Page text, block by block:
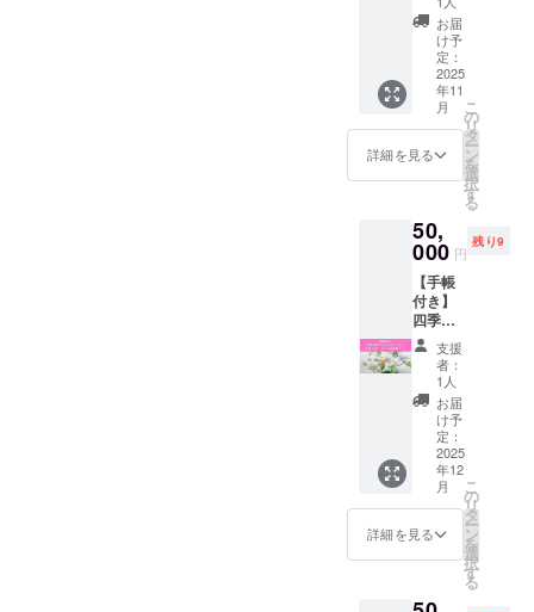
もに、
“わたし
を解き
放つ”
2025年
ラスト
の満月
時間を
じゃな
い これ
は、
「あな
たが
2026年
を生き
るため
の、“星
と香り
盤”」で
す。 自
分だけ
のメッ
セージ
と香り
が 日々
の暮ら
しに寄
り添
い、あ
なたを
導いて
くれま
す。 数
量限定
ですの
そん
な“癒し
と創造
の手
帳”で
す。 “あ
思い浮
かべな
そっと
手渡
す、星
と香り
のギフ
ト。
2026年
が、優
しさと
希望で
満ちる
ように
—— 贈
るあな
たに
も、
きっと
幸せが
返って
選べ
る！
【12星
座Tシャ
ツ】1枚
（サイ
ズ・星
選びく
ださ
る！
【12星
座アロ
マスプ
レー】1
本
（30ml
）（星
座をお
選びく
ださ
い） ・
お礼
メッ
シャツ
につい
星座や
しに活
かす
の？」
──そん
なあな
たのた
【1ヶ月
フォ
講座】
です 毎
週末、
オンラ
インで
集まり
ながら
・そ
の週の
星の流
れ ・
おすす
めの香
り ・
手帳活
ント
をわか
ていた
だきま
す。全
角36文
字×2行
以内で
ご自由
に刻ん
帳のお
渡しは
定で
す。手
帳カ
バー色
をご選
択くだ
さい。
スター
ト予定
毎週
末・オ
ンライ
ン交流
会（60
分／全
画あり
星と香
りの癒
し手帳
付き
（B6／
224ペー
ジ予定/
カバー
色オレ
ンジ系
統） 手
帳は“書
いて終
り”じゃ
もった
宙のア
ロマ
ジャー
ニー 手
帳 & ブ
レンド
シート
付き 価
格：
33,000
込・送
料込
み） ※
数量限
定・特
別セッ
ト ＼星
をめぐ
る香り
の旅、
ここに
完成／
12星座
それぞ
れの持
つエネ
ルギー
お届
け予
定：
2025
年11
月
詳細を見る
こ
の
リ
タ
ー
ン
を
選
択
す
る
50,
000 円
残り9
【手帳
付き】
四季と
星のプ
レミア
ムセッ
ション
〜3ヶ月
フォ
ロー
アップ
＆四節
氣ワー
ク〜 価
格：
50,000
ンライ
支援
者：
1人
お届
け予
定：
2025
年12
月
詳細を見る
こ
の
リ
タ
ー
ン
を
選
択
す
る